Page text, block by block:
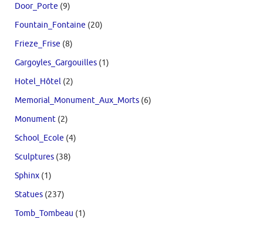
Door_Porte (9)
Fountain_Fontaine (20)
Frieze_Frise (8)
Gargoyles_Gargouilles (1)
Hotel_Hôtel (2)
Memorial_Monument_Aux_Morts (6)
Monument (2)
School_Ecole (4)
Sculptures (38)
Sphinx (1)
Statues (237)
Tomb_Tombeau (1)